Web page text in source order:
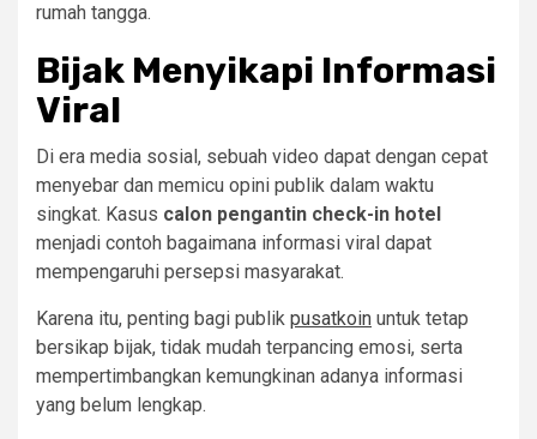
rumah tangga.
Bijak Menyikapi Informasi
Viral
Di era media sosial, sebuah video dapat dengan cepat
menyebar dan memicu opini publik dalam waktu
singkat. Kasus calon pengantin check-in hotel
menjadi contoh bagaimana informasi viral dapat
mempengaruhi persepsi masyarakat.
Karena itu, penting bagi publik pusatkoin untuk tetap
bersikap bijak, tidak mudah terpancing emosi, serta
mempertimbangkan kemungkinan adanya informasi
yang belum lengkap.